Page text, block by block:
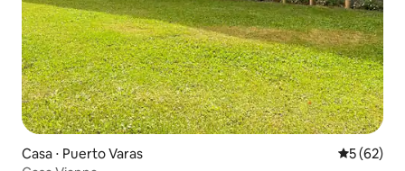
Casa ⋅ Puerto Varas 5 de uma
5 (62)